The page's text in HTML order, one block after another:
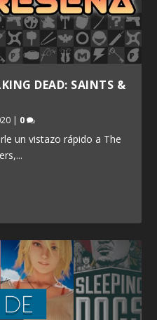
DEAD: SAINTS &
| 0
un vistazo rápido a The